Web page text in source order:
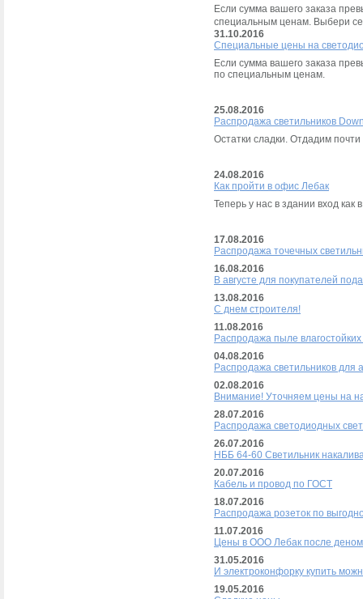
Если сумма вашего заказа
специальным ценам. Выбери
31.10.2016
Специальные цены на
Если сумма вашего заказа
по специальным ценам.
25.08.2016
Распродажа светильников
Остатки сладки. Отдадим
24.08.2016
Как пройти в офис Лебак
Теперь у нас в здании вход
17.08.2016
Распродажа точечных
16.08.2016
В августе для покупателей
13.08.2016
С днем строителя!
11.08.2016
Распродажа пыле
04.08.2016
Распродажа светильников
02.08.2016
Внимание! Уточняем цены на
28.07.2016
Распродажа светодиодных
26.07.2016
НББ 64-60 Светильник
20.07.2016
Кабель и провод по ГОСТ
18.07.2016
Распродажа розеток по
11.07.2016
Цены в ООО Лебак после
31.05.2016
И электроконфорку купить
19.05.2016